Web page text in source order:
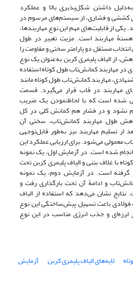
داشتن شکل‌پذیری بالا و عملکرد
کششی و فشاری، از سیستمهای مرسوم در
از قابلیت‌های مهم این نوع مهاربندها،
مهاربند است. مزیت تغییر در طول
مستقل دو پارامتر سختی و مقاومت را
از الیاف پلیمری کربن به‌عنوان یک نوع
در مهاربند کمانش‌تاب طول کوتاه استفاده
مهاربند کمانش‌تاب طول کوتاه مانند
مهاربند در قاب قرار می‌گیرد. قسمت
شده است که با لحاظ‌نمودن یک ضریب
نشود و در فشار هم کمانش کلی در کل
طول مهاربند کمانش‌تاب، سختی آن
از تسلیم مهاربند نیز به‌طور قابل‌توجهی
معمولی می‌شود. برای ارزیابی عملکرد این
شده است. در آزمایش اول، یک نمونه
با غلاف بتنی و الیاف پلیمری کربن تحت
گرفته است. در آزمایش دوم، یک نمونه
و ادامۀ آن تحت بارگذاری رفت و
نشان می‌دهد که استفاده از الیاف
فولادی باعث تسهیل پیش‌ساختگی این نوع
لرزه‌ای و جذب انرژی مناسب در این نوع
لایه‌های الیاف پلیمری کربن آزمایش